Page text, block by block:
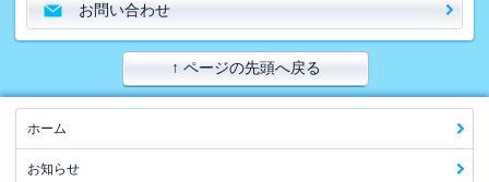
お問い合わせ
↑ ページの先頭へ戻る
ホーム
お知らせ